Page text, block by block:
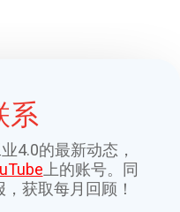
系
4.0的最新动态，
上的账号。同
获取每月回顾！